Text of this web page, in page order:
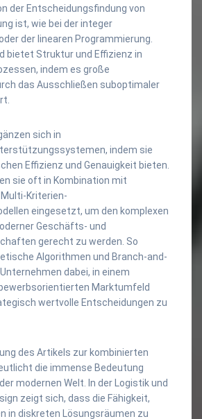
der Entscheidungsfindung von
ist, wie bei der integer
der linearen Programmierung.
bietet Struktur und Effizienz in
indem es große
das Ausschließen suboptimaler
sich in
indem sie
Effizienz und Genauigkeit bieten.
sie oft in Kombination mit
Kriterien-
eingesetzt, um den komplexen
Geschäfts- und
gerecht zu werden. So
Algorithmen und Branch-and-
dabei, in einem
Marktumfeld
wertvolle Entscheidungen zu
des Artikels zur kombinierten
die immense Bedeutung
modernen Welt. In der Logistik und
zeigt sich, dass die Fähigkeit,
in diskreten Lösungsräumen zu